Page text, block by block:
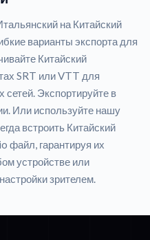
на Китайский
варианты экспорта для
Китайский
SRT или VTT для
Экспортируйте в
Или используйте нашу
встроить Китайский
файл, гарантируя их
устройстве или
зрителем.